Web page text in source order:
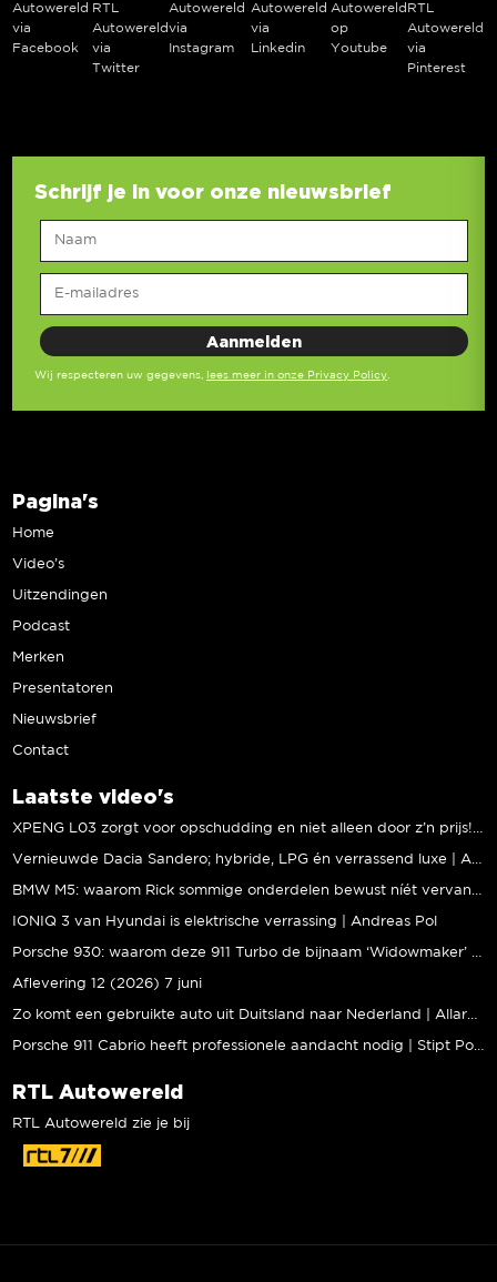
Autowereld
via
Facebook
RTL
Autowereld
via
Twitter
Autowereld
via
Instagram
Autowereld
via
Linkedin
Autowereld
op
Youtube
RTL
Autowereld
via
Pinterest
Schrijf je in voor onze nieuwsbrief
Wij respecteren uw gegevens, lees meer in onze Privacy Policy
Pagina's
Home
Video’s
Uitzendingen
Podcast
Merken
Presentatoren
Nieuwsbrief
Contact
Laatste video's
IONIQ 3 van Hyundai is elektrische verrassing | Andreas Pol
Aflevering 12 (2026) 7 juni
RTL Autowereld
RTL Autowereld zie je bij